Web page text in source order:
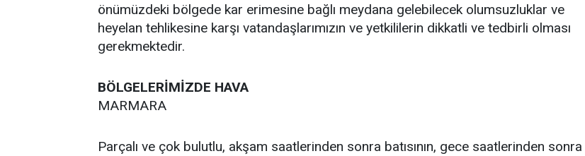
önümüzdeki bölgede kar erimesine bağlı meydana gelebilecek olumsuzluklar ve
heyelan tehlikesine karşı vatandaşlarımızın ve yetkililerin dikkatli ve tedbirli olması
gerekmektedir.
BÖLGELERİMİZDE HAVA
MARMARA
Parçalı ve çok bulutlu, akşam saatlerinden sonra batısının, gece saatlerinden sonra